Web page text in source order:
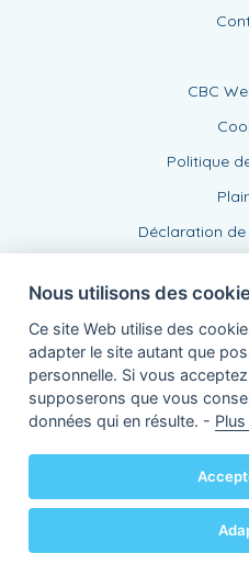
CBC
Politique
Déclaration
Agent lié,
de KBC Assurances
3000 Louvain -
TVA BE 0403.552.563
Powered byKBC-
© 2026
Nous utilisons des
Ce site Web utilise des
adapter le site autant que
personnelle. Si vous
supposerons que vous
données qui en résulte. -